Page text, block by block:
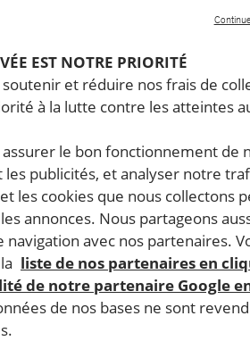
EST NOTRE PRIORITÉ
et réduire nos frais de
à la lutte contre les atteintes
le bon fonctionnement de
publicités, et analyser notre
les cookies que nous collectons
annonces. Nous partageons
avec nos partenaires.
liste de nos partenaires en
de notre partenaire Google
de nos bases ne sont